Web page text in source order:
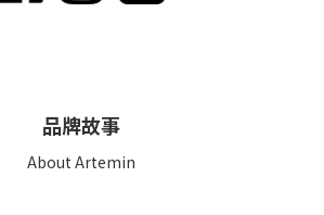
品牌故事
About Artemin